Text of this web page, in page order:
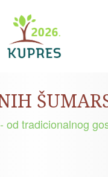
od tradicionalnog